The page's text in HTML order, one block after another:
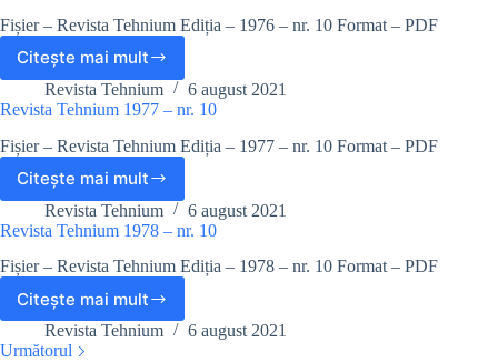
nr.
10
Fișier – Revista Tehnium Ediția – 1976 – nr. 10 Format – PDF
Citește mai mult
Revista
Tehnium
1976
nr.
10
Revista Tehnium
6 august 2021
Revista Tehnium 1977 – nr. 10
Fișier – Revista Tehnium Ediția – 1977 – nr. 10 Format – PDF
Citește mai mult
Revista
Tehnium
1977
nr.
10
Revista Tehnium
6 august 2021
Revista Tehnium 1978 – nr. 10
Fișier – Revista Tehnium Ediția – 1978 – nr. 10 Format – PDF
Citește mai mult
Revista
Tehnium
Revista Tehnium
6 august 2021
Următorul